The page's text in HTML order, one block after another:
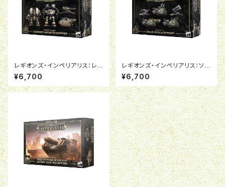
レギオンズ・インペリアリス：レギ
オネス・アスタルテス・サポート
¥6,700
レギオンズ・インペリアリス：ソー
ラー・アウクシリア・サポート
¥6,700